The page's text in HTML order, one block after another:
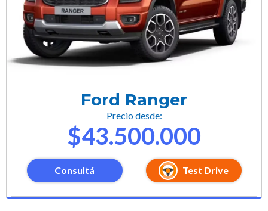
Ford Ranger
Precio desde:
$43.500.000
Consultá Test Drive